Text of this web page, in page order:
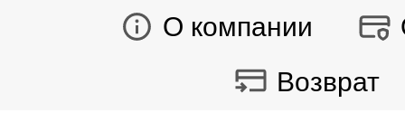
О компании
Возврат